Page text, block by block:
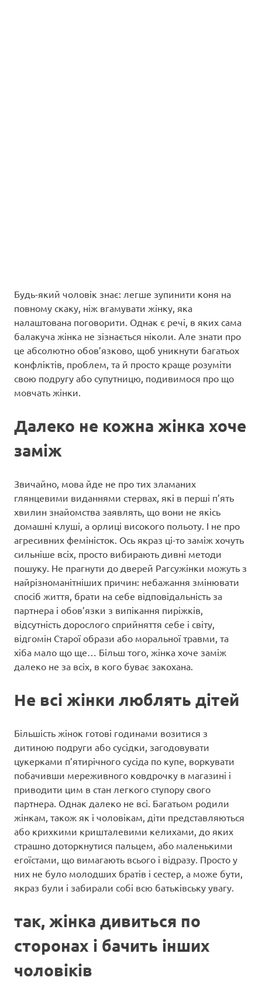
Будь-який чоловік знає: легше зупинити коня на
повному скаку, ніж вгамувати жінку, яка
налаштована поговорити. Однак є речі, в яких сама
балакуча жінка не зізнається ніколи. Але знати про
це абсолютно обов’язково, щоб уникнути багатьох
конфліктів, проблем, та й просто краще розуміти
свою подругу або супутницю, подивимося про що
мовчать жінки.
Далеко не кожна жінка хоче
заміж
Звичайно, мова йде не про тих зламаних
глянцевими виданнями стервах, які в перші п’ять
хвилин знайомства заявлять, що вони не якісь
домашні клуші, а орлиці високого польоту. І не про
агресивних феміністок. Ось якраз ці-то заміж хочуть
сильніше всіх, просто вибирають дивні методи
пошуку. Не прагнути до дверей Рагсужінки можуть з
найрізноманітніших причин: небажання змінювати
спосіб життя, брати на себе відповідальність за
партнера і обов’язки з випікання пиріжків,
відсутність дорослого сприйняття себе і світу,
відгомін Старої образи або моральної травми, та
хіба мало що ще… Більш того, жінка хоче заміж
далеко не за всіх, в кого буває закохана.
Не всі жінки люблять дітей
Більшість жінок готові годинами возитися з
дитиною подруги або сусідки, загодовувати
цукерками п’ятирічного сусіда по купе, воркувати
побачивши мереживного ковдрочку в магазині і
приводити цим в стан легкого ступору свого
партнера. Однак далеко не всі. Багатьом родили
жінкам, також як і чоловікам, діти представляються
або крихкими кришталевими келихами, до яких
страшно доторкнутися пальцем, або маленькими
егоїстами, що вимагають всього і відразу. Просто у
них не було молодших братів і сестер, а може бути,
якраз були і забирали собі всю батьківську увагу.
так, жінка дивиться по
сторонах і бачить інших
чоловіків